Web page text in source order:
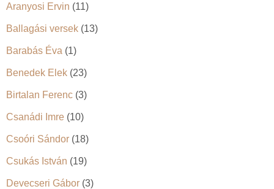
Aranyosi Ervin (11)
Ballagási versek (13)
Barabás Éva (1)
Benedek Elek (23)
Birtalan Ferenc (3)
Csanádi Imre (10)
Csoóri Sándor (18)
Csukás István (19)
Devecseri Gábor (3)